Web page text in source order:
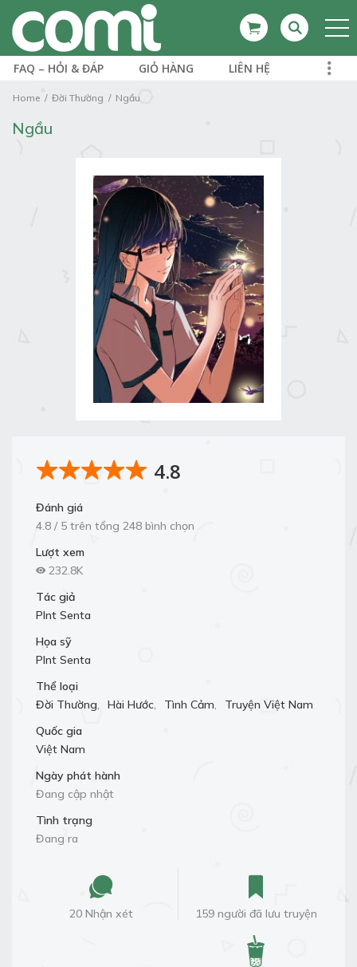
FAQ – HỎI & ĐÁP GIỎ HÀNG LIÊN HỆ
Home Đời Thường Ngầu
Ngầu
4.8
Đánh giá
4.8 / 5 trên tổng 248 bình chọn
Lượt xem
232.8K
Tác giả
Plnt Senta
Họa sỹ
Plnt Senta
Thể loại
Đời Thường, Hài Hước, Tình Cảm,
Truyện Việt Nam
Quốc gia
Việt Nam
Ngày phát hành
Đang cập nhật
Tình trạng
Đang ra
20 Nhận xét 159 người đã lưu truyện